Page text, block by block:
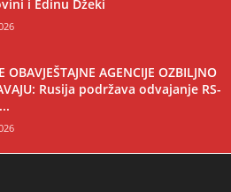
i Edinu Džeki
OBAVJEŠTAJNE AGENCIJE OZBILJNO
Rusija podržava odvajanje RS-